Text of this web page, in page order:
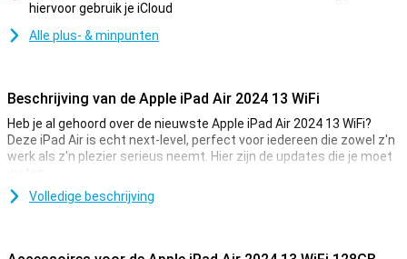
Minpunt
hiervoor gebruik je iCloud
Alle plus- & minpunten
Beschrijving van de Apple iPad Air 2024 13 WiFi
Heb je al gehoord over de nieuwste Apple iPad Air 2024 13 WiFi?
Deze iPad Air is echt next-level, perfect voor iedereen die zowel z'n
werk als z'n plezier serieus neemt. Hier zijn de updates die je moet
weten:
Volledige beschrijving